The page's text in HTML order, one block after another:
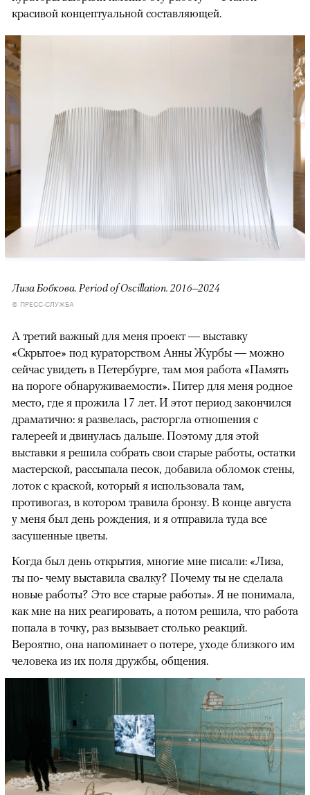
красивой концептуальной составляющей.
Лиза Бобкова. Period of Oscillation. 2016‒2024
© ПРЕСС-СЛУЖБА
А третий важный для меня проект — выставку
«Скрытое» под кураторством Анны Журбы — можно
сейчас увидеть в Петербурге, там моя работа «Память
на пороге обнаруживаемости». Питер для меня родное
место, где я прожила 17 лет. И этот период закончился
драматично: я развелась, расторгла отношения с
галереей и двинулась дальше. Поэтому для этой
выставки я решила собрать свои старые работы, остатки
мастерской, рассыпала песок, добавила обломок стены,
лоток с краской, который я использовала там,
противогаз, в котором травила бронзу. В конце августа
у меня был день рождения, и я отправила туда все
засушенные цветы.
Когда был день открытия, многие мне писали: «Лиза,
ты по- чему выставила свалку? Почему ты не сделала
новые работы? Это все старые работы». Я не понимала,
как мне на них реагировать, а потом решила, что работа
попала в точку, раз вызывает столько реакций.
Вероятно, она напоминает о потере, уходе близкого им
человека из их поля дружбы, общения.